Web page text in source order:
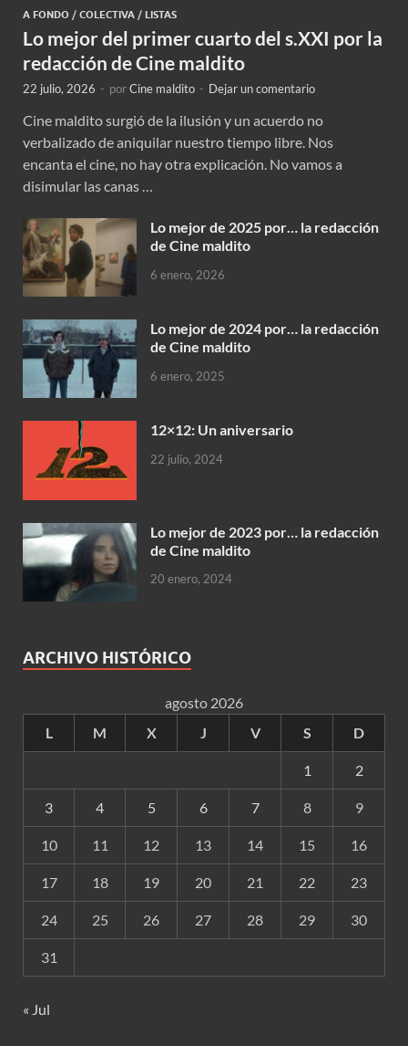
A FONDO / COLECTIVA / LISTAS
Lo mejor del primer cuarto del s.XXI por la
redacción de Cine maldito
22 julio, 2026 - porCine maldito - Dejar un comentario
Cine maldito surgió de la ilusión y un acuerdo no
verbalizado de aniquilar nuestro tiempo libre. Nos
encanta el cine, no hay otra explicación. No vamos a
disimular las canas …
Lo mejor de 2025 por… la redacción
de Cine maldito
6 enero, 2026
Lo mejor de 2024 por… la redacción
de Cine maldito
6 enero, 2025
12×12: Un aniversario
22 julio, 2024
Lo mejor de 2023 por… la redacción
de Cine maldito
20 enero, 2024
ARCHIVO HISTÓRICO
agosto 2026
L
M X J V S D
1 2
3 4 5 6 7 8 9
10 11 12 13 14 15 16
17 18 19 20 21 22 23
24 25 26 27 28 29 30
31
« Jul